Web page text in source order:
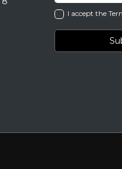
I accept the